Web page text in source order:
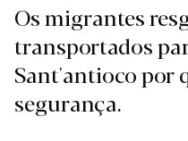
Os migrantes
transportados
Sant'antioco por
segurança.